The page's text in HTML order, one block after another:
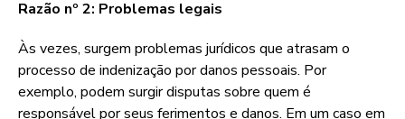
Razão nº 2: Problemas legais
Às vezes, surgem problemas jurídicos que atrasam o
processo de indenização por danos pessoais. Por
exemplo, podem surgir disputas sobre quem é
responsável por seus ferimentos e danos. Em um caso em